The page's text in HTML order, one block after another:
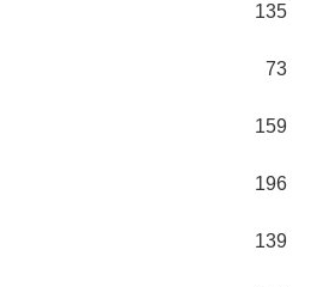
135
73
159
196
139